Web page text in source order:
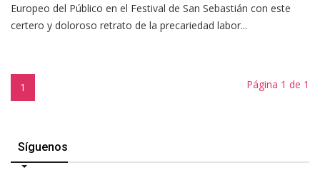
Europeo del Público en el Festival de San Sebastián con este
certero y doloroso retrato de la precariedad labor...
1 Página 1 de 1
Síguenos